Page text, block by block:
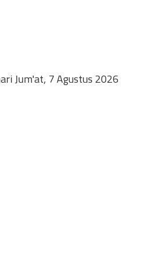
Jum'at, 7 Agustus 2026